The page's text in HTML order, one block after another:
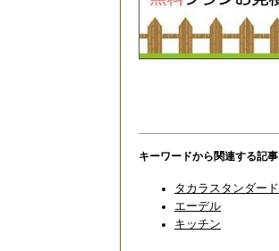
キーワードから関連する記
タカラスタンダード
エーデル
キッチン